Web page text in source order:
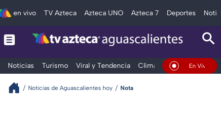
en vivo TV Azteca Azteca UNO Azteca 7 Deportes
Noticias Turismo Viral y Tendencia Clima DeportesEn Vivo
Noticias de Aguascalientes hoy Nota